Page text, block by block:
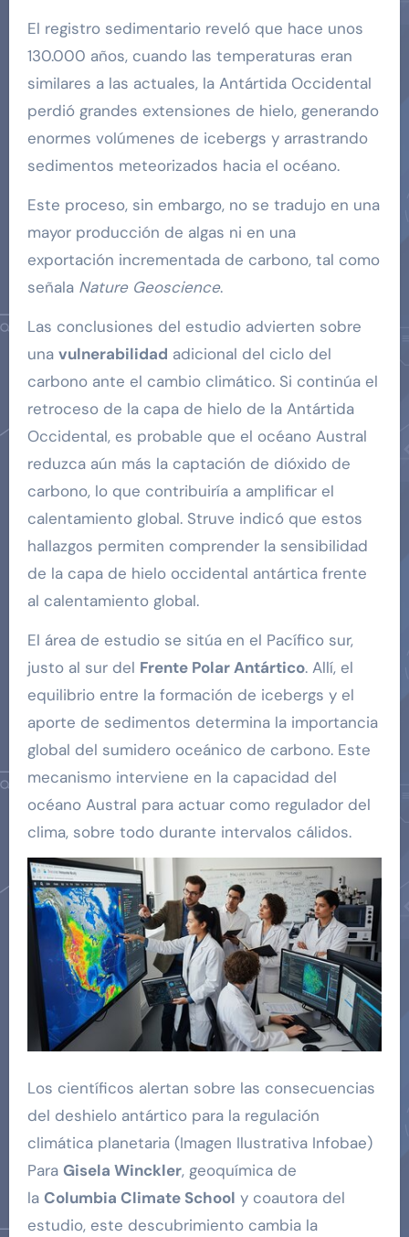
El registro sedimentario reveló que hace unos
130.000 años, cuando las temperaturas eran
similares a las actuales, la Antártida Occidental
perdió grandes extensiones de hielo, generando
enormes volúmenes de icebergs y arrastrando
sedimentos meteorizados hacia el océano.
Este proceso, sin embargo, no se tradujo en una
mayor producción de algas ni en una
exportación incrementada de carbono, tal como
señala Nature Geoscience.
Las conclusiones del estudio advierten sobre
una vulnerabilidad adicional del ciclo del
carbono ante el cambio climático. Si continúa el
retroceso de la capa de hielo de la Antártida
Occidental, es probable que el océano Austral
reduzca aún más la captación de dióxido de
carbono, lo que contribuiría a amplificar el
calentamiento global. Struve indicó que estos
hallazgos permiten comprender la sensibilidad
de la capa de hielo occidental antártica frente
al calentamiento global.
El área de estudio se sitúa en el Pacífico sur,
justo al sur del Frente Polar Antártico. Allí, el
equilibrio entre la formación de icebergs y el
aporte de sedimentos determina la importancia
global del sumidero oceánico de carbono. Este
mecanismo interviene en la capacidad del
océano Austral para actuar como regulador del
clima, sobre todo durante intervalos cálidos.
Los científicos alertan sobre las consecuencias
del deshielo antártico para la regulación
climática planetaria (Imagen Ilustrativa Infobae)
Para Gisela Winckler, geoquímica de
la Columbia Climate School y coautora del
estudio, este descubrimiento cambia la